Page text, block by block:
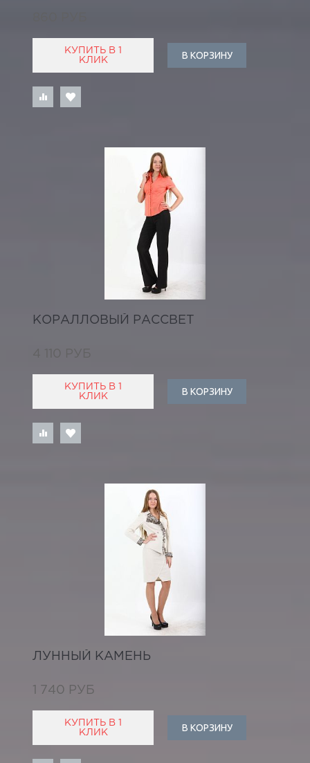
КУПИТЬ В 1
КЛИК
В КОРЗИНУ
КОРАЛЛОВЫЙ РАССВЕТ
4 110 РУБ
КУПИТЬ В 1
КЛИК
В КОРЗИНУ
ЛУННЫЙ КАМЕНЬ
1 740 РУБ
КУПИТЬ В 1
КЛИК
В КОРЗИНУ